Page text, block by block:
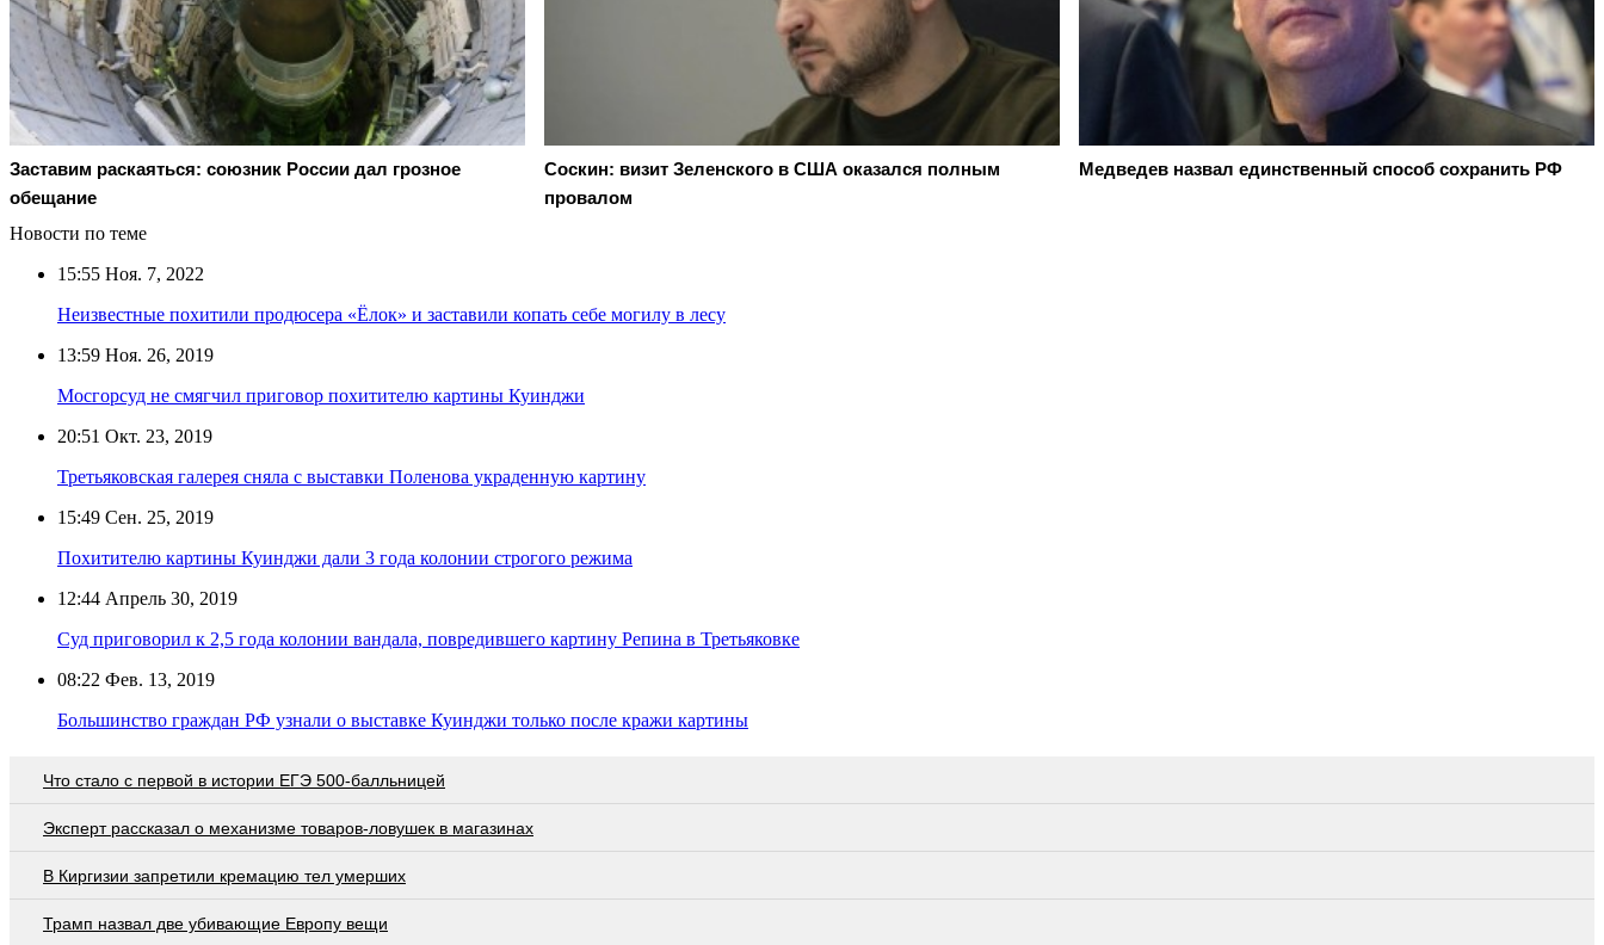
Заставим раскаяться: союзник России дал грозное
обещание
Соскин: визит Зеленского в США оказался полным
провалом
Медведев назвал единственный способ сохранить РФ
Новости по теме
15:55 Ноя. 7, 2022
Неизвестные похитили продюсера «Ёлок» и заставили копать себе могилу в лесу
13:59 Ноя. 26, 2019
Мосгорсуд не смягчил приговор похитителю картины Куинджи
20:51 Окт. 23, 2019
Третьяковская галерея сняла с выставки Поленова украденную картину
15:49 Сен. 25, 2019
Похитителю картины Куинджи дали 3 года колонии строгого режима
12:44 Апрель 30, 2019
Суд приговорил к 2,5 года колонии вандала, повредившего картину Репина в Третьяковке
08:22 Фев. 13, 2019
Большинство граждан РФ узнали о выставке Куинджи только после кражи картины
Что стало с первой в истории ЕГЭ 500-балльницей
Эксперт рассказал о механизме товаров-ловушек в магазинах
В Киргизии запретили кремацию тел умерших
Трамп назвал две убивающие Европу вещи